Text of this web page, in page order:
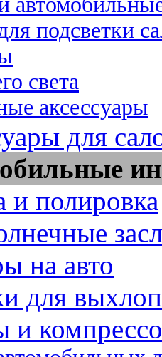
подсветки
света
аксессуары
для
и полировка
на авто
для
и